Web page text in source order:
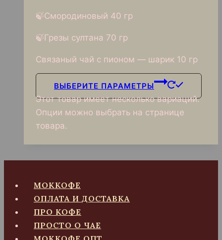
🍃Смородиновый 40 гр
🍃Грезы султана 70 гр
Связаный чай с пионом — шарик 10 гр
ВЫБЕРИТЕ ПАРАМЕТРЫ
Этот товар имеет несколько вариаций.
Опции можно выбрать на странице
товара.
МОККОФЕ
ОПЛАТА И ДОСТАВКА
ПРО КОФЕ
ПРОСТО О ЧАЕ